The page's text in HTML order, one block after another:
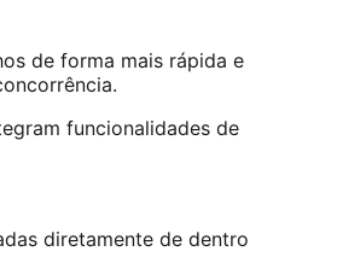
de forma mais rápida e
funcionalidades de
diretamente de dentro